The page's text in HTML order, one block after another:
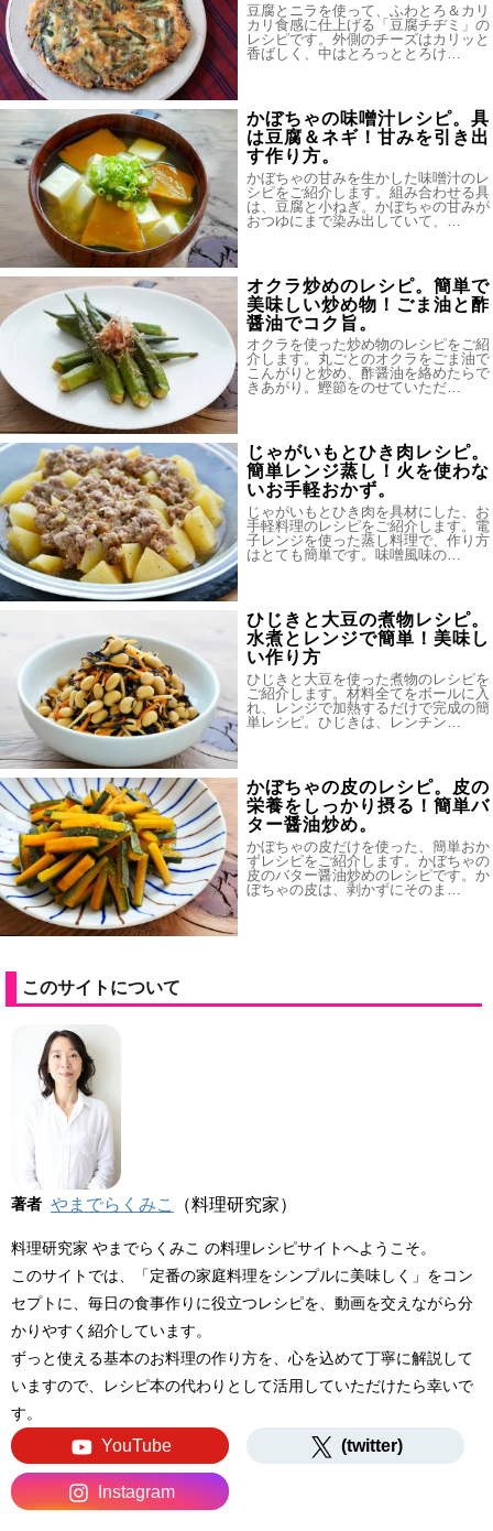
豆腐とニラを使って、ふわとろ＆カリ
カリ食感に仕上げる「豆腐チヂミ」の
レシピです。外側のチーズはカリッと
香ばしく、中はとろっととろけ…
かぼちゃの味噌汁レシピ。具
は豆腐＆ネギ！甘みを引き出
す作り方。
かぼちゃの甘みを生かした味噌汁のレ
シピをご紹介します。組み合わせる具
は、豆腐と小ねぎ。かぼちゃの甘みが
おつゆにまで染み出していて、…
オクラ炒めのレシピ。簡単で
美味しい炒め物！ごま油と酢
醤油でコク旨。
オクラを使った炒め物のレシピをご紹
介します。丸ごとのオクラをごま油で
こんがりと炒め、酢醤油を絡めたらで
きあがり。鰹節をのせていただ…
じゃがいもとひき肉レシピ。
簡単レンジ蒸し！火を使わな
いお手軽おかず。
じゃがいもとひき肉を具材にした、お
手軽料理のレシピをご紹介します。電
子レンジを使った蒸し料理で、作り方
はとても簡単です。味噌風味の…
ひじきと大豆の煮物レシピ。
水煮とレンジで簡単！美味し
い作り方
ひじきと大豆を使った煮物のレシピを
ご紹介します。材料全てをボールに入
れ、レンジで加熱するだけで完成の簡
単レシピ。ひじきは、レンチン…
かぼちゃの皮のレシピ。皮の
栄養をしっかり摂る！簡単バ
ター醤油炒め。
かぼちゃの皮だけを使った、簡単おか
ずレシピをご紹介します。かぼちゃの
皮のバター醤油炒めのレシピです。か
ぼちゃの皮は、剥かずにそのま…
このサイトについて
著者 やまでらくみこ （料理研究家）
料理研究家 やまでらくみこ の料理レシピサイトへようこそ。
このサイトでは、「定番の家庭料理をシンプルに美味しく」をコン
セプトに、毎日の食事作りに役立つレシピを、動画を交えながら分
かりやすく紹介しています。
ずっと使える基本のお料理の作り方を、心を込めて丁寧に解説して
いますので、レシピ本の代わりとして活用していただけたら幸いで
す。
YouTube (twitter)
Instagram